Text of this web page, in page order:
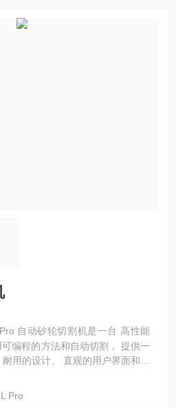
自动砂轮切割机是一台 高性能
编程的方法和自动切割， 提供一
用的设计、 直观的用户界面和优
Pro